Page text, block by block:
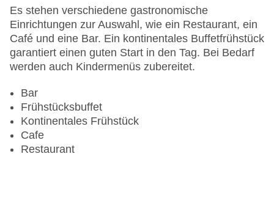
Zahlungsarten: American Express, Diners Club,
Mastercard, Visa
Landeskategorie: 5 Sterne
Es stehen verschiedene gastronomische
Einrichtungen zur Auswahl, wie ein Restaurant, ein
Café und eine Bar. Ein kontinentales Buffetfrühstück
garantiert einen guten Start in den Tag. Bei Bedarf
werden auch Kindermenüs zubereitet.
Bar
Frühstücksbuffet
Kontinentales Frühstück
Cafe
Restaurant